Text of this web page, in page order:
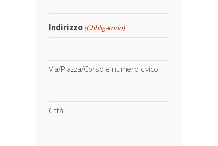
Indirizzo (Obbligatorio)
Via/Piazza/Corso e numero civico
Città